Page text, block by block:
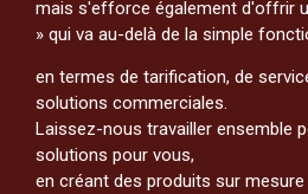
mais s'efforce également d'offrir
» qui va au-delà de la simple
en termes de tarification, de
solutions commerciales.
Laissez-nous travailler ensemble
solutions pour vous,
en créant des produits sur